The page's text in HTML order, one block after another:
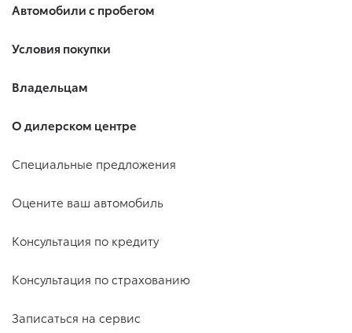
Автомобили с пробегом
Условия покупки
Владельцам
О дилерском центре
Специальные предложения
Оцените ваш автомобиль
Консультация по кредиту
Консультация по страхованию
Записаться на сервис